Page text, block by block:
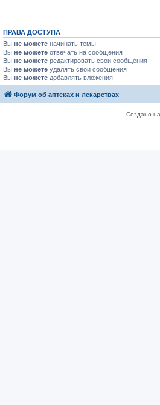
ПРАВА ДОСТУПА
Вы не можете начинать темы
Вы не можете отвечать на сообщения
Вы не можете редактировать свои сообщения
Вы не можете удалять свои сообщения
Вы не можете добавлять вложения
Форум об аптеках и лекарствах
Создано